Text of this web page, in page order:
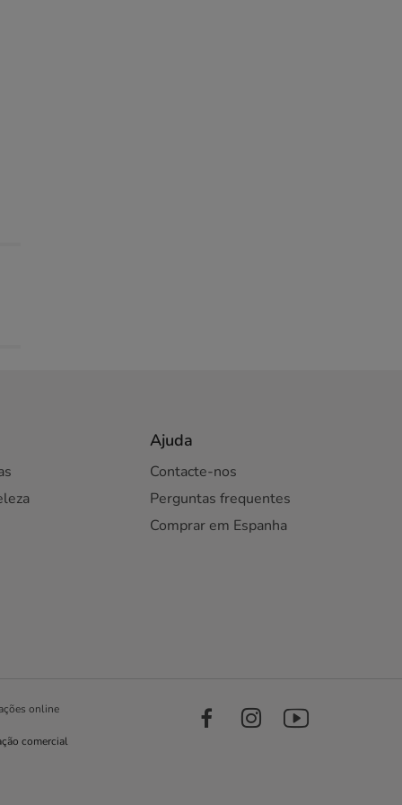
Ajuda
Contacte-nos
Perguntas frequentes
Comprar em Espanha
online
comercial